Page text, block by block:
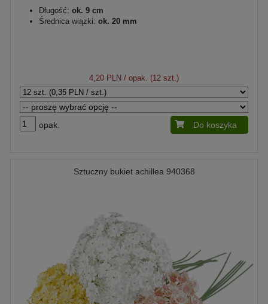
Długość: ok. 9 cm
Średnica wiązki: ok. 20 mm
4,20 PLN / opak. (12 szt.)
opak. Do koszyka
Sztuczny bukiet achillea 940368